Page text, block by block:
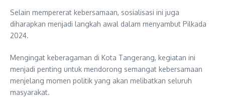
Selain mempererat kebersamaan, sosialisasi ini juga
diharapkan menjadi langkah awal dalam menyambut Pilkada
2024.
Mengingat keberagaman di Kota Tangerang, kegiatan ini
menjadi penting untuk mendorong semangat kebersamaan
menjelang momen politik yang akan melibatkan seluruh
masyarakat.